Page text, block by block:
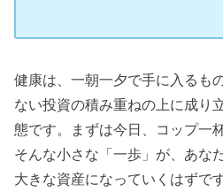
健康は、一朝一夕で手に入るも
ない投資の積み重ねの上に成り
態です。まずは今日、コップ一
そんな小さな「一歩」が、あな
大きな資産になっていくはずです